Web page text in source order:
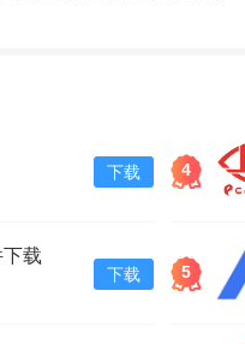
下载
载
下载
4
5